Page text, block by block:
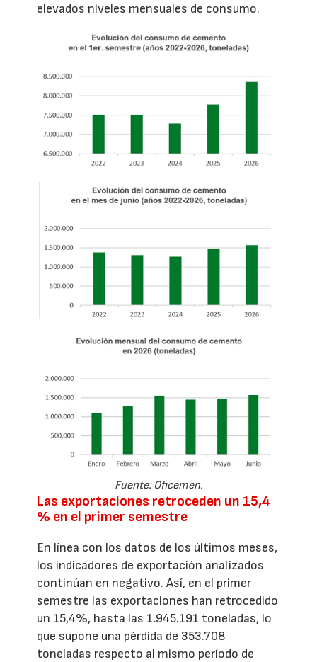
elevados niveles mensuales de consumo.
Fuente: Oficemen.
Las exportaciones retroceden un 15,4
% en el primer semestre
En línea con los datos de los últimos meses,
los indicadores de exportación analizados
continúan en negativo. Así, en el primer
semestre las exportaciones han retrocedido
un 15,4%, hasta las 1.945.191 toneladas, lo
que supone una pérdida de 353.708
toneladas respecto al mismo período de